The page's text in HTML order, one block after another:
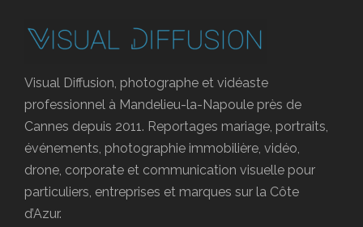
Visual Diffusion, photographe et vidéaste
professionnel à Mandelieu-la-Napoule près de
Cannes depuis 2011. Reportages mariage, portraits,
événements, photographie immobilière, vidéo,
drone, corporate et communication visuelle pour
particuliers, entreprises et marques sur la Côte
d’Azur.